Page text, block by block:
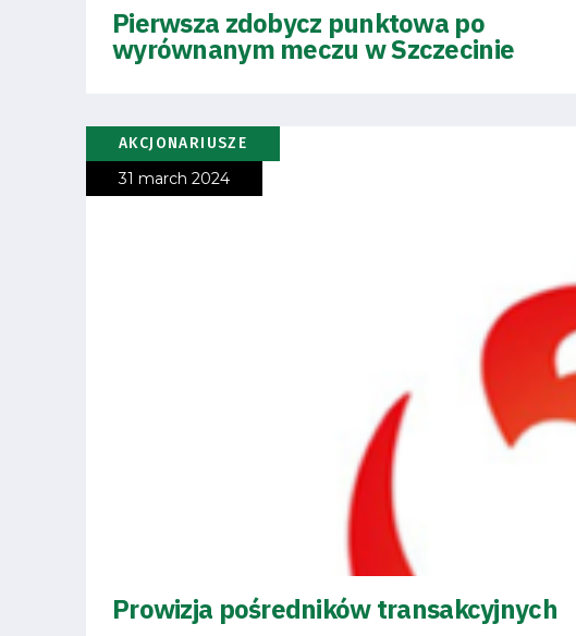
Warta
Foundation
Business
Pierwsza zdobycz punktowa po
wyrównanym meczu w Szczecinie
AKCJONARIUSZE
31 march 2024
Prowizja pośredników transakcyjnych